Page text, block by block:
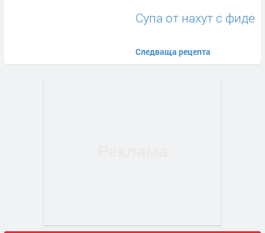
Супа от нахут с фиде
Следваща рецепта